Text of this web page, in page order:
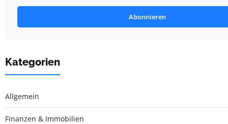
Abonnieren
Kategorien
Allgemein
Finanzen & Immobilien